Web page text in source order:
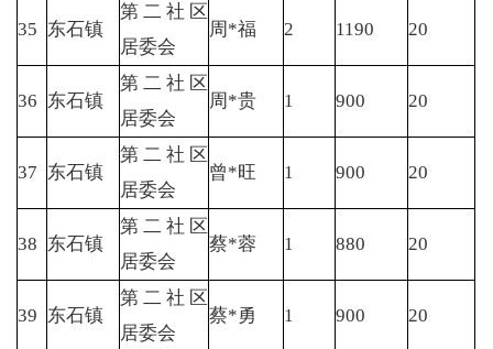
35 东石镇
第二社区
居委会
周*福 2 1190 20
36 东石镇
第二社区
居委会
周*贵 1 900 20
37 东石镇
第二社区
居委会
曾*旺 1 900 20
38 东石镇
第二社区
居委会
蔡*蓉 1 880 20
39 东石镇
第二社区
居委会
蔡*勇 1 900 20